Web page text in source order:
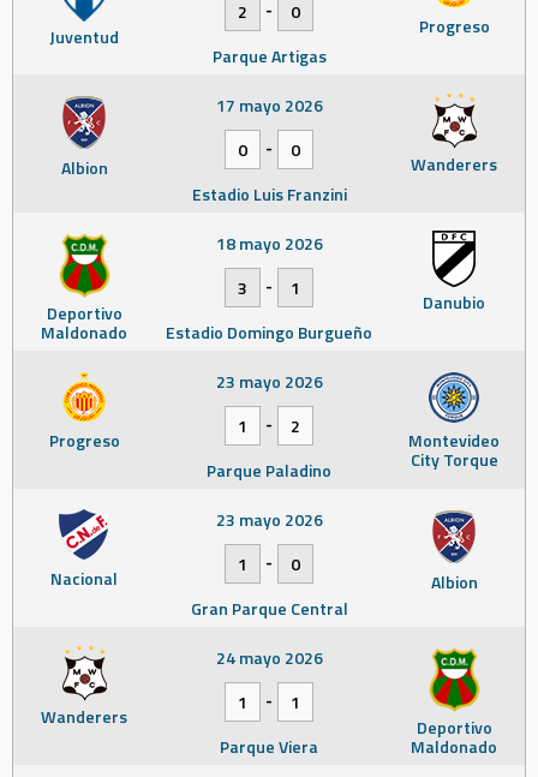
Juventud Progreso
2 -
0
Parque Artigas
Albion Wanderers
17 mayo 2026
0
-
0
Estadio Luis Franzini
Deportivo
Maldonado
Danubio
18 mayo 2026
3
-
1
Estadio Domingo Burgueño
Progreso Montevideo
City Torque
23 mayo 2026
1
-
2
Parque Paladino
Nacional Albion
23 mayo 2026
1
-
0
Gran Parque Central
Wanderers Deportivo
Maldonado
24 mayo 2026
1
-
1
Parque Viera